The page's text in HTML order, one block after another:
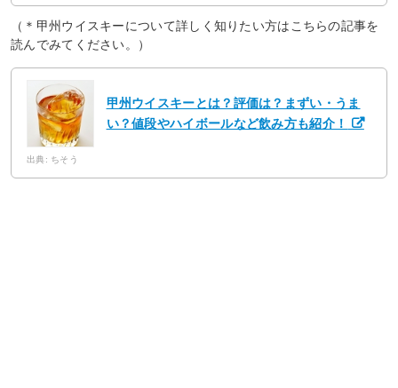
（＊甲州ウイスキーについて詳しく知りたい方はこちらの記事を
読んでみてください。）
甲州ウイスキーとは？評価は？まずい・うま
い？値段やハイボールなど飲み方も紹介！
出典: ちそう